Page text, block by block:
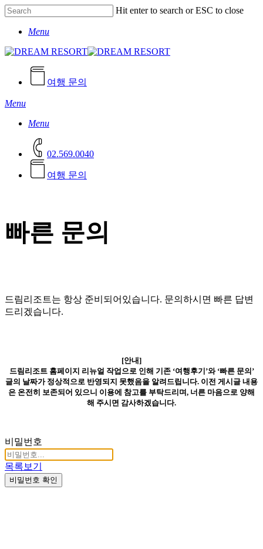
Skip
to
main
Hit enter to search or ESC to close
SearchMenu
여행 문의
Menu
Menu
02.569.0040
여 행 문의
빠른 문의
드림리조트는 항상 준비되어있습니다. 문의하시면 빠른 답변
드리겠습니다.
[안내]
드림리조트 홈페이지 리뉴얼 작업으로 인해 기존 ‘여행후기’와 ‘빠른 문의’
글의 날짜가 정상적으로 반영되지 못했음을 알려드립니다. 이전 게시글 내용
은 온전히 보존되어 있으니 이용에 참고를 부탁드리며, 너른 마음으로 양해
해 주시면 감사하겠습니다.
비밀번호
목록보기
비밀번호 확인